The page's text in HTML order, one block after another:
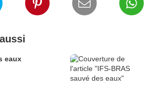
eaux